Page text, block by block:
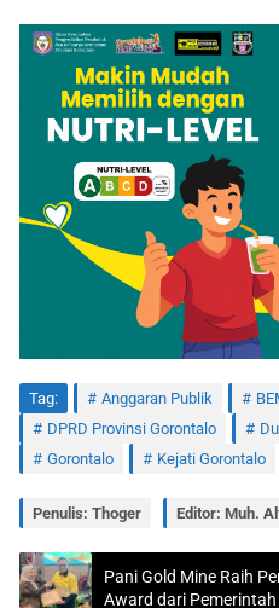
Tag: Anggaran Publik
DPRD Provinsi Gorontalo
Gorontalo
Kejati Gorontalo
Penulis: Thoger Editor: Muh.
Pani Gold Mine Raih
Award dari